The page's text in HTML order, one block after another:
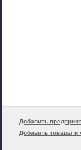
Добавить
Добавить товары и